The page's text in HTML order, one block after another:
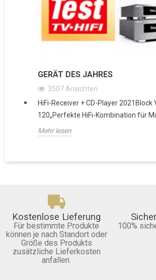
GERÄT DES JAHRES
3507 Ansichten
HiFi-Receiver + CD-Player 2021Block
120„Perfekte HiFi-Kombination für
Mehr lesen
Kostenlose Lieferung
Für bestimmte Produkte
können je nach Standort oder
Größe des Produkts
zusätzliche Lieferkosten
anfallen.
100%